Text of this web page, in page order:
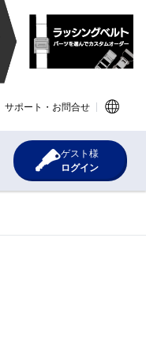
サポート・お問合せ
ゲスト様
ログイン